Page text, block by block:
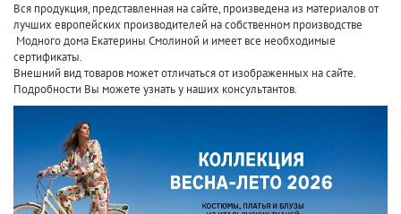
Вся продукция, представленная на сайте, произведена из материалов от
лучших европейских производителей на собственном производстве
Модного дома Екатерины Смолиной и имеет все необходимые
сертификаты.
Внешний вид товаров может отличаться от изображенных на сайте.
Подробности Вы можете узнать у наших консультантов.